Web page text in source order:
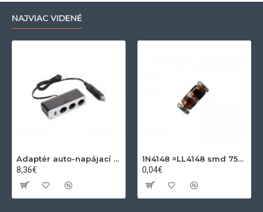
NAJVIAC VIDENÉ
Adaptér auto-napájací 1xkon./3x zdierka- 12/24V, USB 1000mA
8,36€
1N4148 =LL4148 smd 75V,0.15A SOD80C
0,04€